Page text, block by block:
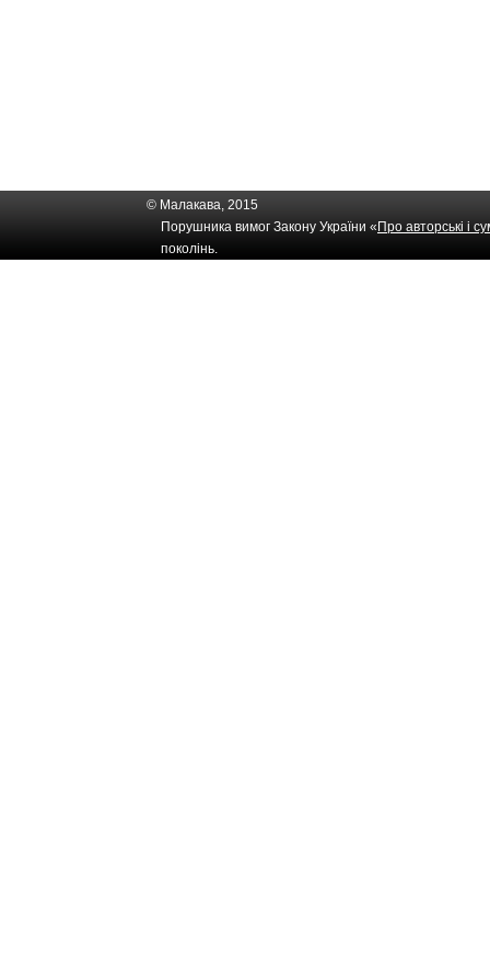
© Малакава, 2015
Порушника вимог Закону України « Про авторські і
поколінь.